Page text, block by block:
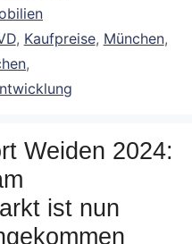
, Kaufpreise, München,
,
Weiden 2024:
ist nun